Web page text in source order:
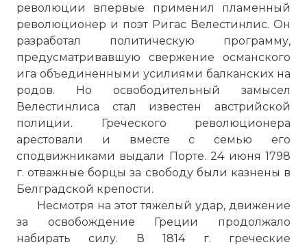
революции впервые применил пламенный
революционер и поэт Ригас Велестинлис. Он
разработал политическую программу,
предусматривавшую свержение османского
ига объединенными усилиями балканских на
родов. Но освободительный замысел
Велестинлиса стал известен австрийской
полиции. Греческого революционера
арестовали и вместе с семью его
сподвижниками выдали Порте. 24 июня 1798
г. отважные борцы за свободу были казнены в
Белградской крепости.
Несмотря на этот тяжелый удар, движение
за освобождение Греции продолжало
набирать силу. В 1814 г. греческие